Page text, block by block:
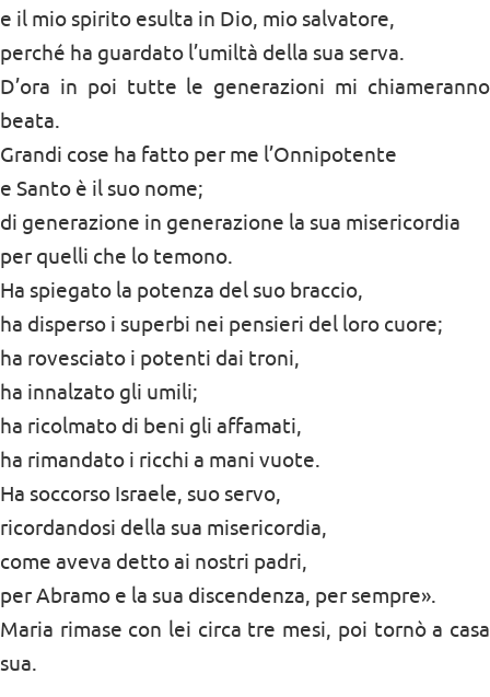
e il mio spirito esulta in Dio, mio salvatore,
perché ha guardato l’umiltà della sua serva.
D’ora in poi tutte le generazioni mi chiameranno
beata.
Grandi cose ha fatto per me l’Onnipotente
e Santo è il suo nome;
di generazione in generazione la sua misericordia
per quelli che lo temono.
Ha spiegato la potenza del suo braccio,
ha disperso i superbi nei pensieri del loro cuore;
ha rovesciato i potenti dai troni,
ha innalzato gli umili;
ha ricolmato di beni gli affamati,
ha rimandato i ricchi a mani vuote.
Ha soccorso Israele, suo servo,
ricordandosi della sua misericordia,
come aveva detto ai nostri padri,
per Abramo e la sua discendenza, per sempre».
Maria rimase con lei circa tre mesi, poi tornò a casa
sua.